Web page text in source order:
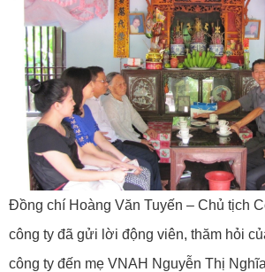
Đồng chí Hoàng Văn Tuyến – Chủ tịch
công ty đã gửi lời động viên, thăm hỏi
công ty đến mẹ VNAH Nguyễn Thị